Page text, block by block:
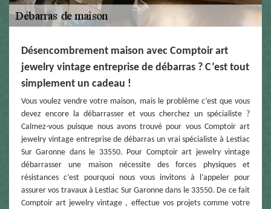
Désencombrement maison avec Comptoir art
jewelry vintage entreprise de débarras ? C’est tout
simplement un cadeau !
Vous voulez vendre votre maison, mais le problème c’est que vous
devez encore la débarrasser et vous cherchez un spécialiste ?
Calmez-vous puisque nous avons trouvé pour vous Comptoir art
jewelry vintage entreprise de débarras un vrai spécialiste à Lestiac
Sur Garonne dans le 33550. Pour Comptoir art jewelry vintage
débarrasser une maison nécessite des forces physiques et
résistances c’est pourquoi nous vous invitons à l’appeler pour
assurer vos travaux à Lestiac Sur Garonne dans le 33550. De ce fait
Comptoir art jewelry vintage , effectue vos projets comme votre